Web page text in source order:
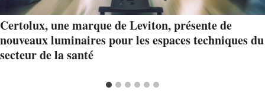
Certolux, une marque de Leviton, présente de
nouveaux luminaires pour les espaces techniques du
secteur de la santé